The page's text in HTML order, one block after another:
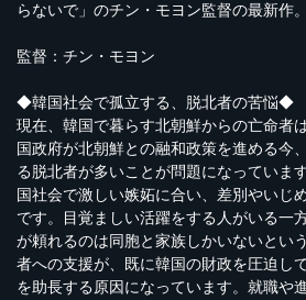
らないで」のチン・モヨン監督の最新作。
監督：チン・モヨン
◆韓国社会で孤立する、脱北者の苦悩◆
現在、韓国で暮らす北朝鮮からの亡命者
国政府が北朝鮮との融和政策を進める今
る脱北者が多いことが問題になっていま
国社会で激しい嫉妬に合い、差別やいじ
です。目覚ましい活躍をする人がいる一
が頼れるのは同胞と家族しかいないとい
者への支援が、既に韓国の財政を圧迫し
を助長する原因になっています。就職や